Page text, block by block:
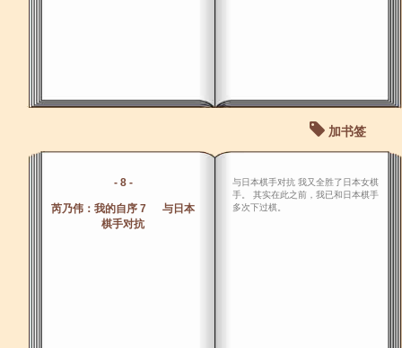
加书签
- 8 -
芮乃伟：我的自序 7 与日本
棋手对抗
与日本棋手对抗 我又全胜了日本女棋
手。 其实在此之前，我已和日本棋手
多次下过棋。